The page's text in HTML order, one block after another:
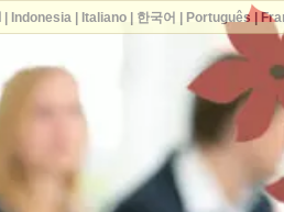
Indonesia| Italiano| 한국어 Português